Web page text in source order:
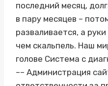
последний месяц,
в пару месяцев –
разваливается, а
чем скальпель. Наш
голове Система с
–– Администрация